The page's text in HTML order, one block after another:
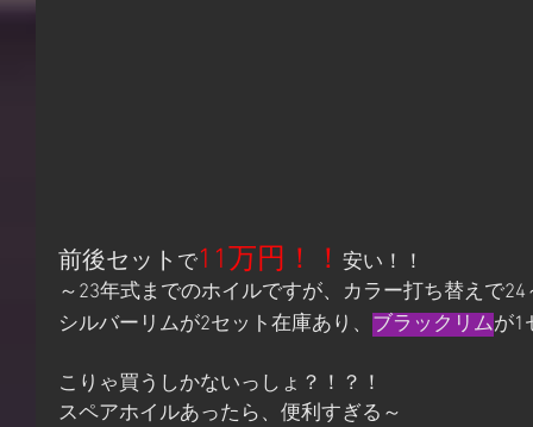
前後セット で11万円！！ 安い！！
～23年式までのホイルですが、カラー打ち替えで
シルバーリムが2セット在庫あり、 ブラックリムが1
こりゃ買うしかないっしょ？！？！
スペアホイルあったら、便利すぎる～